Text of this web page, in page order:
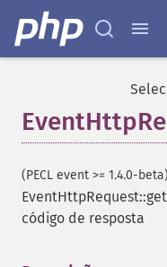
(PECL event >= 1.4.0-beta)
código de resposta